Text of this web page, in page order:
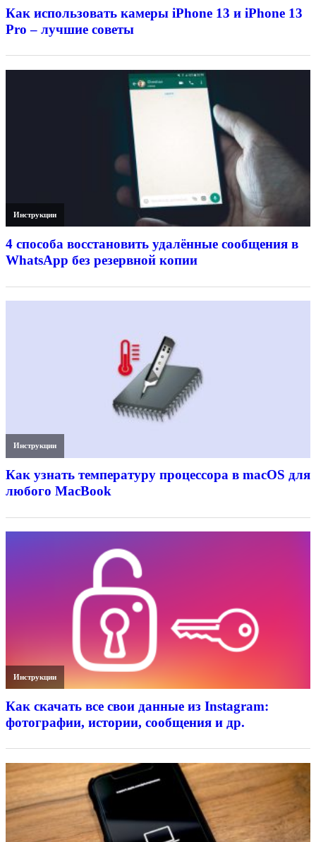
Как использовать камеры iPhone 13 и iPhone 13
Pro – лучшие советы
Инструкции
4 способа восстановить удалённые сообщения в
WhatsApp без резервной копии
Инструкции
Как узнать температуру процессора в macOS для
любого MacBook
Инструкции
Как скачать все свои данные из Instagram:
фотографии, истории, сообщения и др.